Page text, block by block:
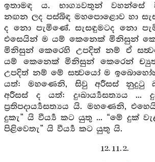
ඉතාමඳ ය. භාග්‍යවතුන් වහන්සේ
නඟන ලද පස්බිඳ මහපොළොව හා
ද නො පැමිණේ. සැසඳුමටද නො
එසෙයින් ම යම් කෙනෙක් මිනිසුන්
මිනිසුන් කෙරෙහි උපදිත් නම් ඒ
යම් කෙනෙක් මිනිසුන් කෙරෙන්
උපදිත් නම් මේ සත්‍වයෝ ම
යත්: මහණෙනි, සිවු අරීසස් නුදුටු
අරීසස් ද යත්: දුඃඛාර්‍ය්‍යසත්‍යය ...
ප්‍රතිපදාර්‍ය්‍යසත්‍යය යි. මහණෙනි,
දුකැ” යි වීර්‍ය්‍ය කට යුතු ... “මේ දුක්
පිළිවෙතැ” යි වීර්‍ය්‍ය කට යුතු යි.
12. 11. 2.